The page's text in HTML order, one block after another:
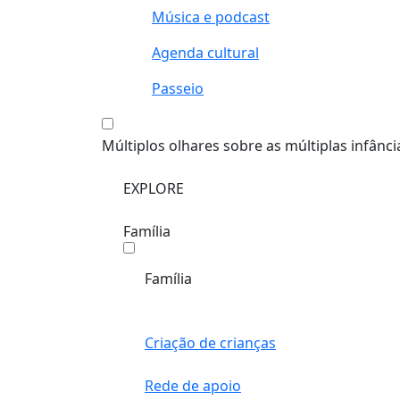
Música e podcast
Agenda cultural
Passeio
Múltiplos olhares sobre as múltiplas
EXPLORE
Família
Família
Criação de crianças
Rede de apoio